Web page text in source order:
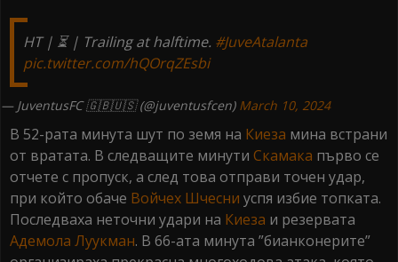
HT | ⏳ | Trailing at halftime. #JuveAtalanta
pic.twitter.com/hQOrqZEsbi
— JuventusFC 🇬🇧🇺🇸 (@juventusfcen) March 10, 2024
В 52-рата минута шут по земя на Киеза мина встрани
от вратата. В следващите минути Скамака първо се
отчете с пропуск, а след това отправи точен удар,
при който обаче Войчех Шчесни успя избие топката.
Последваха неточни удари на Киеза и резервата
Адемола Луукман. В 66-ата минута ”бианконерите”